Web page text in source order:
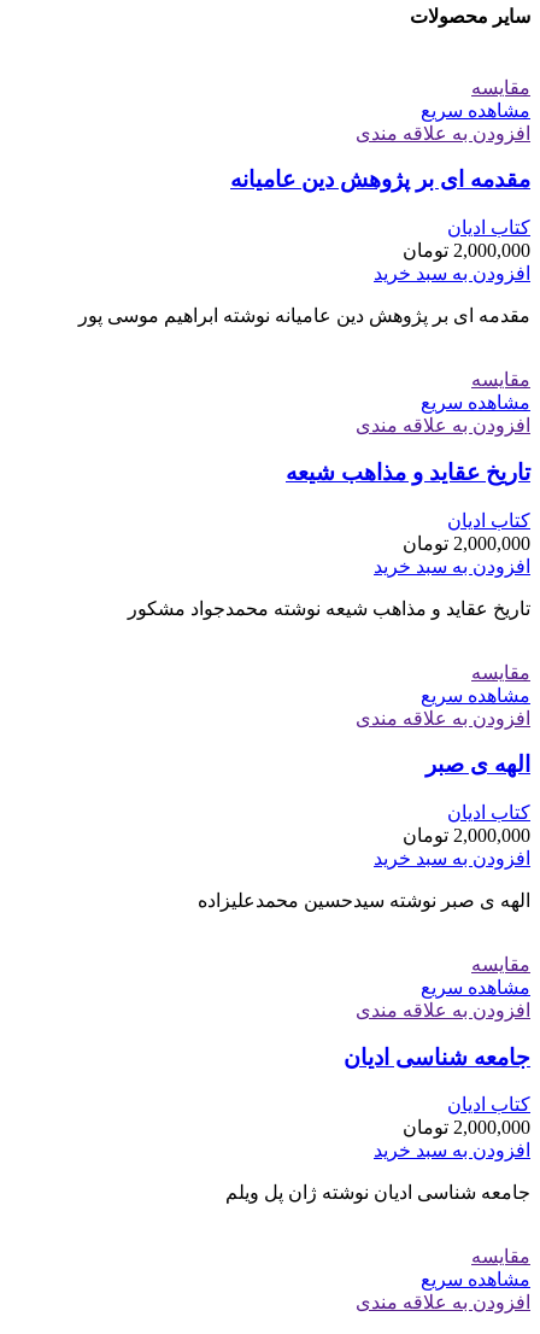
سایر محصولات
مقایسه
مشاهده سریع
افزودن به علاقه مندی
مقدمه ای بر پژوهش دین عامیانه
کتاب ادیان
2,000,000 تومان
افزودن به سبد خرید
مقدمه ای بر پژوهش دین عامیانه نوشته ابراهیم موسی پور
مقایسه
مشاهده سریع
افزودن به علاقه مندی
تاریخ عقاید و مذاهب شیعه
کتاب ادیان
2,000,000 تومان
افزودن به سبد خرید
تاریخ عقاید و مذاهب شیعه نوشته محمدجواد مشکور
مقایسه
مشاهده سریع
افزودن به علاقه مندی
الهه ی صبر
کتاب ادیان
2,000,000 تومان
افزودن به سبد خرید
الهه ی صبر نوشته سیدحسین محمدعلیزاده
مقایسه
مشاهده سریع
افزودن به علاقه مندی
جامعه شناسی ادیان
کتاب ادیان
2,000,000 تومان
افزودن به سبد خرید
جامعه شناسی ادیان نوشته ژان پل ویلم
مقایسه
مشاهده سریع
افزودن به علاقه مندی